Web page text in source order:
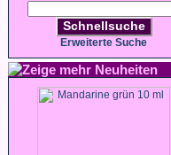
Schnellsuche
Erweiterte Suche
Neuheiten